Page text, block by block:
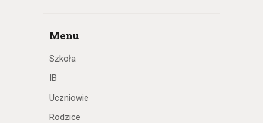
Menu
Szkoła
IB
Uczniowie
Rodzice